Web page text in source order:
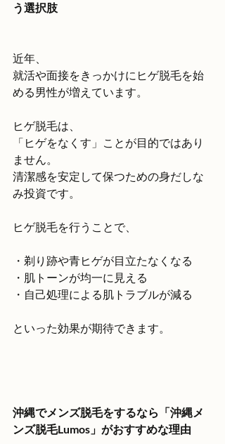
う選択肢
近年、
就活や面接をきっかけにヒゲ脱毛を始
める男性が増えています。
ヒゲ脱毛は、
「ヒゲをなくす」ことが目的ではあり
ません。
清潔感を安定して保つための身だしな
み投資です。
ヒゲ脱毛を行うことで、
・剃り跡や青ヒゲが目立たなくなる
・肌トーンが均一に見える
・自己処理による肌トラブルが減る
といった効果が期待できます。
沖縄でメンズ脱毛をするなら「沖縄メ
ンズ脱毛Lumos」がおすすめな理由